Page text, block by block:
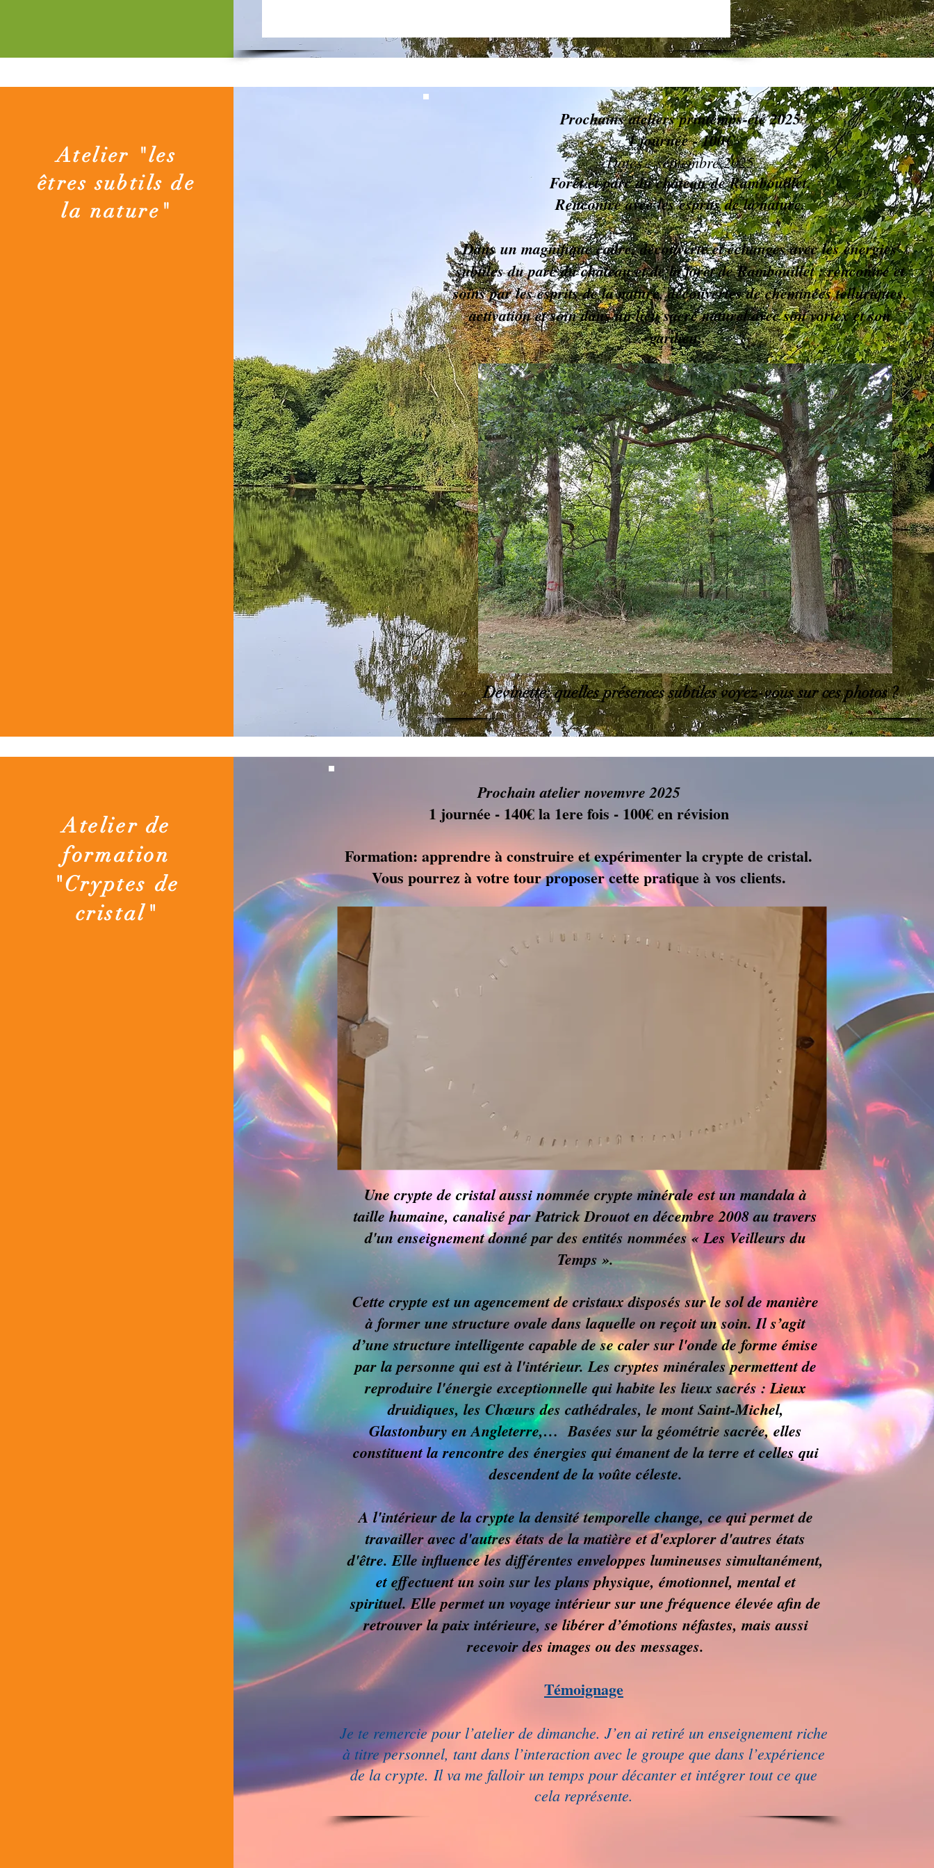
Atelier "les
êtres subtils de
la nature"
Prochains ateliers printemps-été 2025
1 journée - 100€
Dates : septembre 2025
Forêt et parc duchâteaude Rambouillet.
Rencontre avec les esprits de la nature.
Dans un magnifique cadre, découverte et échanges avec les énergies
subtiles du parc du château et de la forêt de Rambouillet : rencontre et
soins par les esprits de la nature, découvertes de cheminées telluriques,
activation et soin dans un lieu sacré naturel avec son vortex et son
gardien..
​Devinette: quelles présences subtiles voyez-vous sur ces photos ?
Atelier de
formation
"Cryptes de
cristal"
Prochain atelier novemvre 2025
1 journée - 140€ la 1ere fois - 100€ en révision
Formation: apprendre à construire et expérimenter la crypte de cristal.
Vous pourrez à votre tour proposer cette pratique à vos clients.
Une crypte de cristal aussi nommée crypte minérale est un mandala à
taille humaine, canalisé par Patrick Drouot en décembre 2008 au travers
d'un enseignement donné par des entités nommées « Les Veilleurs du
Temps ».
Cette crypte est un agencement de cristaux disposés sur le sol de manière
à former une structure ovale dans laquelle on reçoit un soin. Il s’agit
d’une structure intelligente capable de se caler sur l'onde de forme émise
par la personne qui est à l'intérieur. Les cryptes minérales permettent de
reproduire l'énergie exceptionnelle qui habite les lieux sacrés : Lieux
druidiques, les Chœurs des cathédrales, le mont Saint-Michel,
Glastonbury en Angleterre,… Basées sur la géométrie sacrée, elles
constituent la rencontre des énergies qui émanent de la terre et celles qui
descendent de la voûte céleste.
A l'intérieur de la crypte la densité temporelle change, ce qui permet de
travailler avec d'autres états de la matière et d'explorer d'autres états
d'être. Elle influence les différentes enveloppes lumineuses simultanément,
et effectuent un soin sur les plans physique, émotionnel, mental et
spirituel. Elle permet un voyage intérieur sur une fréquence élevée afin de
retrouver la paix intérieure, se libérer d’émotions néfastes, mais aussi
recevoir des images ou des messages.
Témoignage
Je te remercie pour l’atelier de dimanche. J’en ai retiré un enseignement riche
à titre personnel, tant dans l’interaction avec le groupe que dans l’expérience
de la crypte. Il va me falloir un temps pour décanter et intégrer tout ce que
cela représente.